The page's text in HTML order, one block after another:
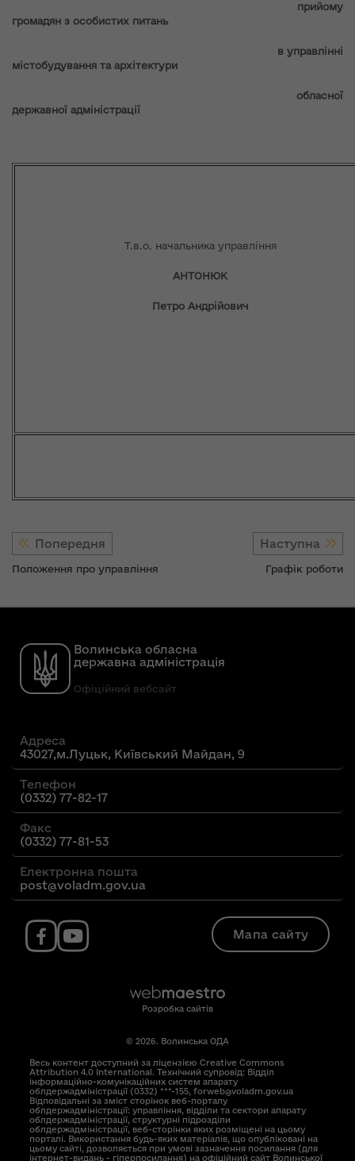
прийому
громадян з особистих питань
в управлінні
містобудування та архітектури
обласної
державної адміністрації
Т.в.о. начальника управління
АНТОНЮК
Петро Андрійович
Попередня
Положення про управління
Наступна
Графік роботи
Волинська обласна
державна адміністрація
Офіційний вебсайт
Адреса
43027,м.Луцьк, Київський Майдан, 9
Телефон
(0332) 77-82-17
Факс
(0332) 77-81-53
Електронна пошта
post@voladm.gov.ua
Мапа сайту
Розробка сайтів
© 2026. Волинська ОДА
Весь контент доступний за ліцензією Creative Commons
Attribution 4.0 International. Технічний супровід: Відділ
інформаційно-комунікаційних систем апарату
облдержадміністрації (0332) ***-155, forweb@voladm.gov.ua
Відповідальні за зміст сторінок веб-порталу
облдержадміністрації: управління, відділи та сектори апарату
облдержадміністрації, структурні підрозділи
облдержадміністрації, веб-сторінки яких розміщені на цьому
порталі. Використання будь-яких матеріалів, що опубліковані на
цьому сайті, дозволяється при умові зазначення посилання (для
інтернет-видань - гіперпосилання) на офіційний сайт Волинської